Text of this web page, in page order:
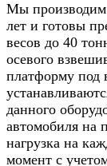
Мы производим
лет и готовы
весов до 40
осевого
платформу под
данного
автомобиля на
нагрузка на
момент с